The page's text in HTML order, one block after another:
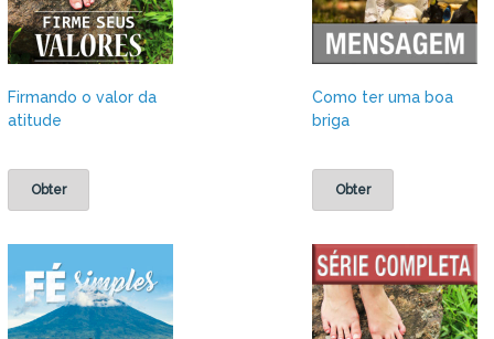
Firmando o valor da
atitude
Obter
Como ter uma boa
briga
Obter